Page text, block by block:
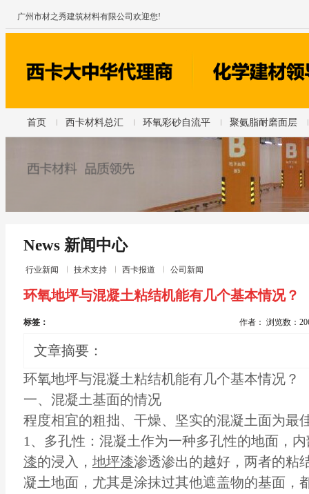
广州市材之秀建筑材料有限公司欢迎您!
首页 西卡材料总汇 环氧彩砂自流平 聚氨脂耐磨面层
News 新闻中心
行业新闻 技术支持 西卡报道 公司新闻
环氧地坪与混凝土粘结机能有几个基本情况？
标签： 作者： 浏览数：
文章摘要：
环氧地坪与混凝土粘结机能有几个基本情况？
一、混凝土基面的情况
程度相宜的粗拙、干燥、坚实的混凝土面为最
1、多孔性：混凝土作为一种多孔性的地面，
漆的浸入， 地坪漆渗透渗出的越好，两者的粘
凝土地面，尤其是涂抹过其他遮盖物的基面，